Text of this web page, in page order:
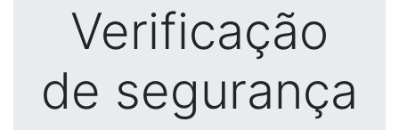
Verificação
de segurança